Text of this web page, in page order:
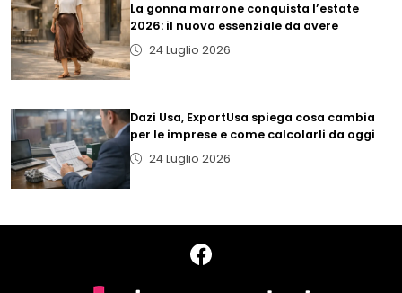
La gonna marrone conquista l’estate
2026: il nuovo essenziale da avere
24 Luglio 2026
Dazi Usa, ExportUsa spiega cosa cambia
per le imprese e come calcolarli da oggi
24 Luglio 2026